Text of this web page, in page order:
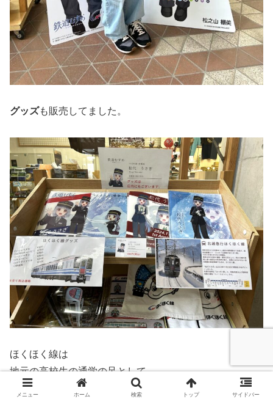
グッズも販売してました。
ほくほく線は
地元の高校生の通学の足として
利用されているとのこと。
メニュー ホーム 検索 トップ サイドバー